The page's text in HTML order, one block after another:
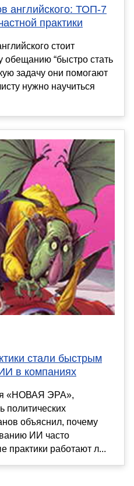
английского: ТОП-7
практики
стоит
обещанию “быстро стать
задачу они помогают
нужно научиться
стали быстрым
в компаниях
«НОВАЯ ЭРА»,
политических
объяснил, почему
ИИ часто
практики работают л...